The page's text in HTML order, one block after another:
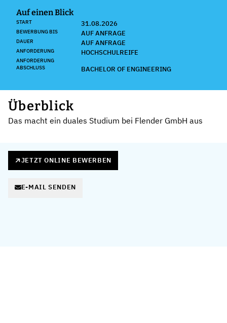
Auf einen Blick
START 31.08.2026
BEWERBUNG BIS AUF ANFRAGE
DAUER AUF ANFRAGE
ANFORDERUNG HOCHSCHULREIFE
ANFORDERUNG
ABSCHLUSS
BACHELOR OF ENGINEERING
Überblick
Das macht ein duales Studium bei Flender GmbH aus
JETZT ONLINE BEWERBEN
E-MAIL SENDEN